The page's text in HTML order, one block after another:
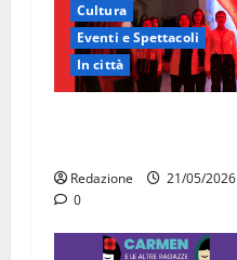
Cultura
Eventi e Spettacoli
In città
Redazione
21/05/2026
0